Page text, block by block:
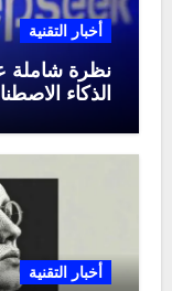
أخبار التقنية
نظرة شاملة
الذكاء
أخبار التقنية